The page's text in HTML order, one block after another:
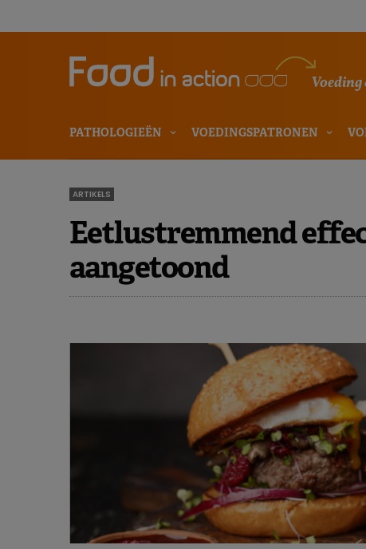
PATHOLOGIEËN VOEDINGSPATRONEN
ARTIKELS
Eetlustremmend
aangetoond